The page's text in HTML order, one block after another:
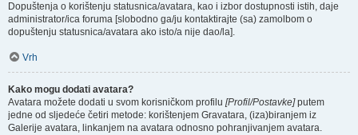
Dopuštenja o korištenju statusnica/avatara, kao i izbor dostupnosti istih, daje
administrator/ica foruma [slobodno ga/ju kontaktirajte (sa) zamolbom o
dopuštenju statusnica/avatara ako isto/a nije dao/la].
Vrh
Kako mogu dodati avatara?
Avatara možete dodati u svom korisničkom profilu [Profil/Postavke]putem
jedne od sljedeće četiri metode: korištenjem Gravatara, (iza)biranjem iz
Galerije avatara, linkanjem na avatara odnosno pohranjivanjem avatara.